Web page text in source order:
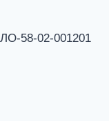
58-02-001201